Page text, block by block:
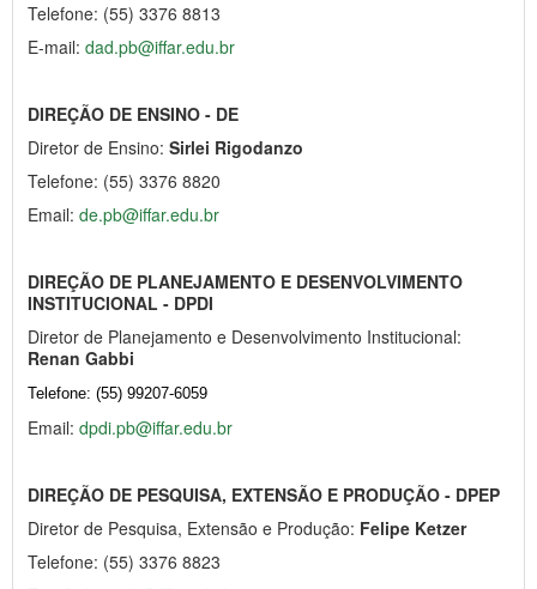
Telefone: (55) 3376 8813
E-mail: dad.pb@iffar.edu.br
DIREÇÃO DE ENSINO - DE
Diretor de Ensino: Sirlei Rigodanzo
Telefone: (55) 3376 8820
Email: de.pb@iffar.edu.br
DIREÇÃO DE PLANEJAMENTO E DESENVOLVIMENTO
INSTITUCIONAL - DPDI
Diretor de Planejamento e Desenvolvimento Institucional:
Renan Gabbi
Telefone: (55) 99207-6059
Email: dpdi.pb@iffar.edu.br
DIREÇÃO DE PESQUISA, EXTENSÃO E PRODUÇÃO - DPEP
Diretor de Pesquisa, Extensão e Produção: Felipe Ketzer
Telefone: (55) 3376 8823